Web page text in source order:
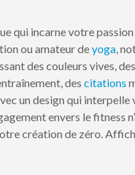
qui incarne votre
ou amateur deyoga,
des couleurs vives, des
des citations
un design qui
envers le fitness
création de zéro.